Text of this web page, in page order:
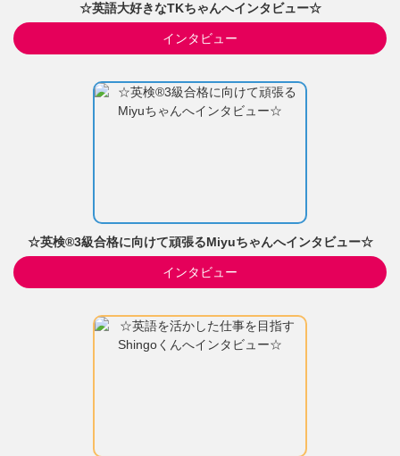
☆英語大好きなTKちゃんへインタビュー☆
インタビュー
☆英検®3級合格に向けて頑張るMiyuちゃんへインタビュー☆
インタビュー